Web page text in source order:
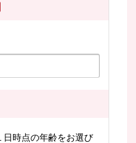
日時点の年齢をお選び